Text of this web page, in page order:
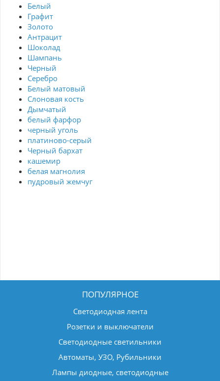
Белый
Графит
Золото
Антрацит
Шоколад
Шампань
Черный
Серебро
Белый матовый
Слоновая кость
Дымчатый
белый фарфор
черный уголь
платиново-серый
Черный бархат
кашемир
белая магнолия
пудровый жемчуг
ПОПУЛЯРНОЕ
Светодиодная лента
Розетки и выключатели
Светодиодные светильники
Автоматы, УЗО, Рубильники
Лампы диодные, светодиодные